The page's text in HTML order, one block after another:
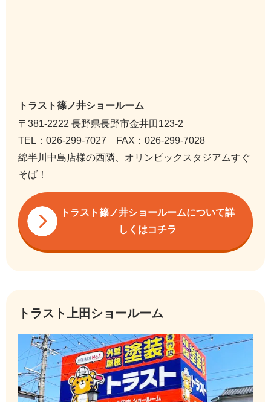
トラスト篠ノ井ショールーム
〒381-2222 長野県長野市金井田123-2
TEL：026-299-7027 FAX：026-299-7028
綿半川中島店様の西隣、オリンピックスタジアムすぐ
そば！
トラスト篠ノ井ショールームについて詳
しくはコチラ
トラスト上田ショールーム